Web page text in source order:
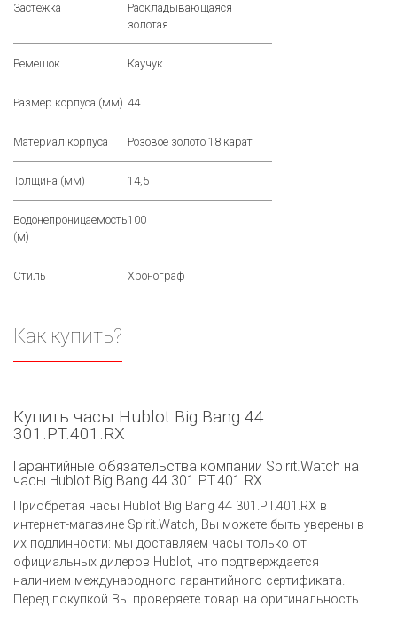
Застежка
Раскладывающаяся
золотая
Ремешок Каучук
Размер корпуса (мм) 44
Материал корпуса Розовое золото 18 карат
Толщина (мм) 14,5
Водонепроницаемость
(м)
100
Стиль Хронограф
Как купить?
Купить часы Hublot Big Bang 44
301.PT.401.RX
Гарантийные обязательства компании Spirit.Watch на
часы Hublot Big Bang 44 301.PT.401.RX
Приобретая часы Hublot Big Bang 44 301.PT.401.RX в
интернет-магазине Spirit.Watch, Вы можете быть уверены в
их подлинности: мы доставляем часы только от
официальных дилеров Hublot, что подтверждается
наличием международного гарантийного сертификата.
Перед покупкой Вы проверяете товар на оригинальность.